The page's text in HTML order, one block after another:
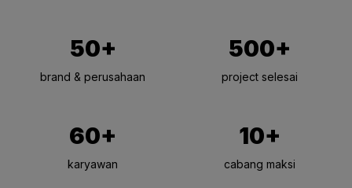
50+
brand & perusahaan
500+
project selesai
60+
karyawan
10+
cabang maksi